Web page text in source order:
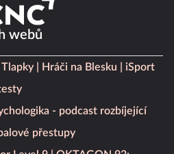
webů
Tlapky Hráči na Blesku
iSport
- podcast rozbíjející
přestupy